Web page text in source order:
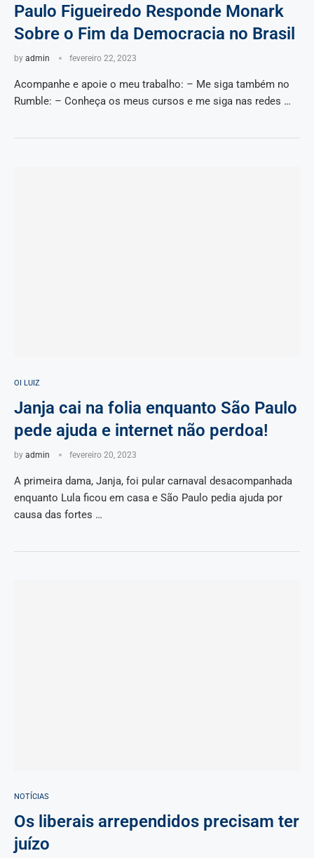
Paulo Figueiredo Responde Monark
Sobre o Fim da Democracia no Brasil
by admin fevereiro 22, 2023
Acompanhe e apoie o meu trabalho: – Me siga também no
Rumble: – Conheça os meus cursos e me siga nas redes …
OI LUIZ
Janja cai na folia enquanto São Paulo
pede ajuda e internet não perdoa!
by admin fevereiro 20, 2023
A primeira dama, Janja, foi pular carnaval desacompanhada
enquanto Lula ficou em casa e São Paulo pedia ajuda por
causa das fortes …
NOTÍCIAS
Os liberais arrependidos precisam ter
juízo